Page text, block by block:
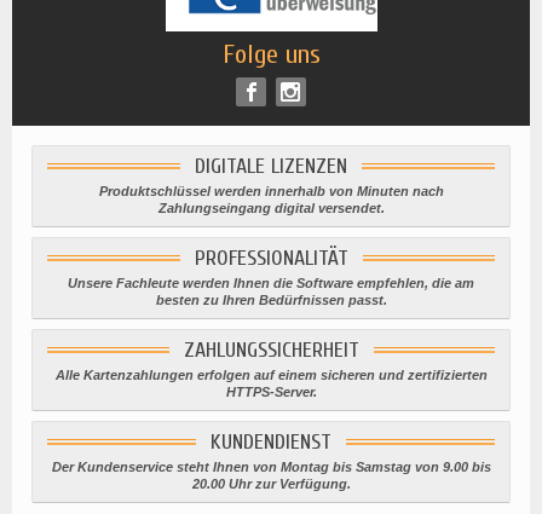
Folge uns
DIGITALE LIZENZEN
Produktschlüssel werden innerhalb von Minuten nach
Zahlungseingang digital versendet.
PROFESSIONALITÄT
Unsere Fachleute werden Ihnen die Software empfehlen, die am
besten zu Ihren Bedürfnissen passt.
ZAHLUNGSSICHERHEIT
Alle Kartenzahlungen erfolgen auf einem sicheren und zertifizierten
HTTPS-Server.
KUNDENDIENST
Der Kundenservice steht Ihnen von Montag bis Samstag von 9.00 bis
20.00 Uhr zur Verfügung.